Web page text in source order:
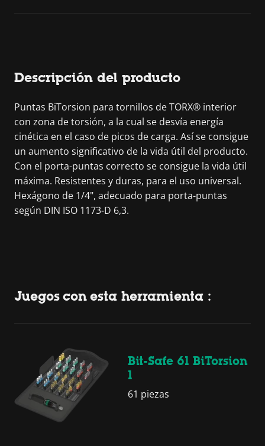
Descripción del producto
Puntas BiTorsion para tornillos de TORX® interior
con zona de torsión, a la cual se desvía energía
cinética en el caso de picos de carga. Así se consigue
un aumento significativo de la vida útil del producto.
Con el porta-puntas correcto se consigue la vida útil
máxima. Resistentes y duras, para el uso universal.
Hexágono de 1/4", adecuado para porta-puntas
según DIN ISO 1173-D 6,3.
Juegos con esta herramienta :
Bit-Safe 61 BiTorsion
1
61 piezas